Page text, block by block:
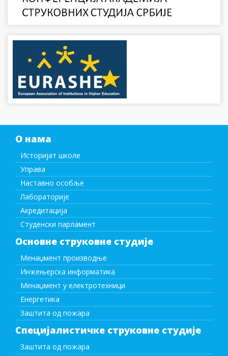
О нама
Историјат школе
Управа
Наставно особље
Лабораторије
Акредитација
Студенски парламент
Основне струковне студије
Менаџмент производње
Инжењерска информатика
Менаџмент у електротехници
Енергетика
Заштита од пожара
Специјалистичке струковне студије
Заштита од пожара